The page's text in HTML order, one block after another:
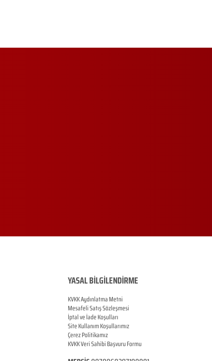
YASAL BİLGİLENDİRME
KVKK Aydınlatma Metni
Mesafeli Satış Sözleşmesi
İptal ve İade Koşulları
Site Kullanım Koşullarımız
Çerez Politikamız
KVKK Veri Sahibi Başvuru Formu